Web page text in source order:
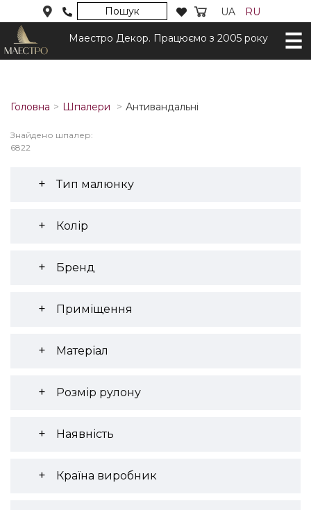
Пошук UA RU
Маестро Декор. Працюємо з 2005 року
Головна Шпалери Антивандальні
Знайдено шпалер:
6822
Тип малюнку
Колір
Бренд
Приміщення
Матеріал
Розмір рулону
Наявність
Країна виробник